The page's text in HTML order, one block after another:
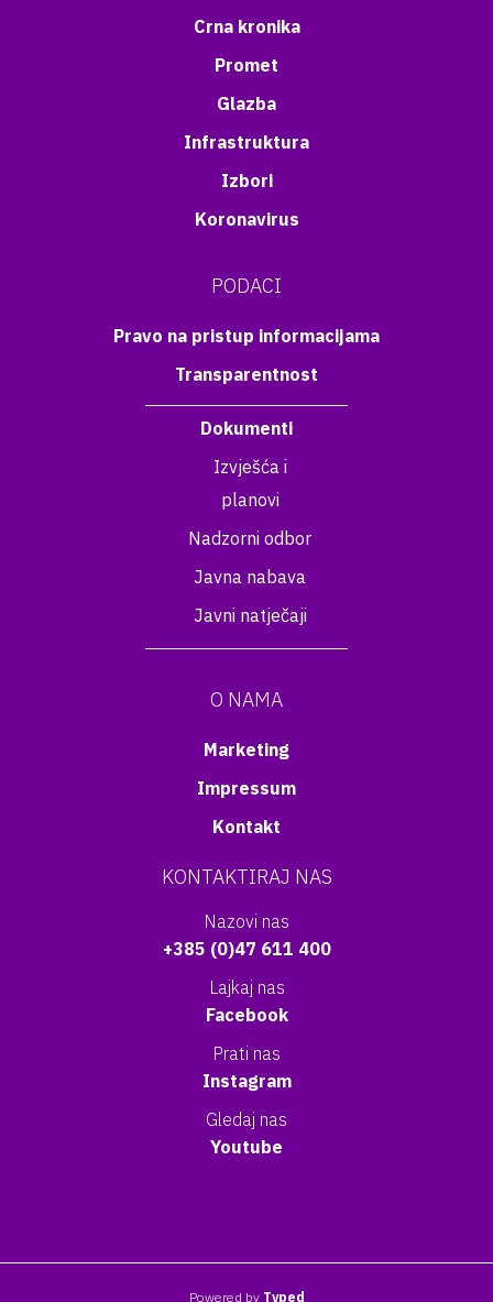
Crna kronika
Promet
Glazba
Infrastruktura
Izbori
Koronavirus
PODACI
Pravo na pristup informacijama
Transparentnost
Dokumenti
Izvješća i
planovi
Nadzorni odbor
Javna nabava
Javni natječaji
O NAMA
Marketing
Impressum
Kontakt
KONTAKTIRAJ NAS
Nazovi nas
+385 (0)47 611 400
Lajkaj nas
Facebook
Prati nas
Instagram
Gledaj nas
Youtube
Powered by Typed